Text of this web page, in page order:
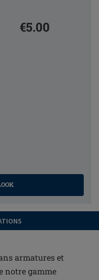
€5.00
armatures et
notre gamme